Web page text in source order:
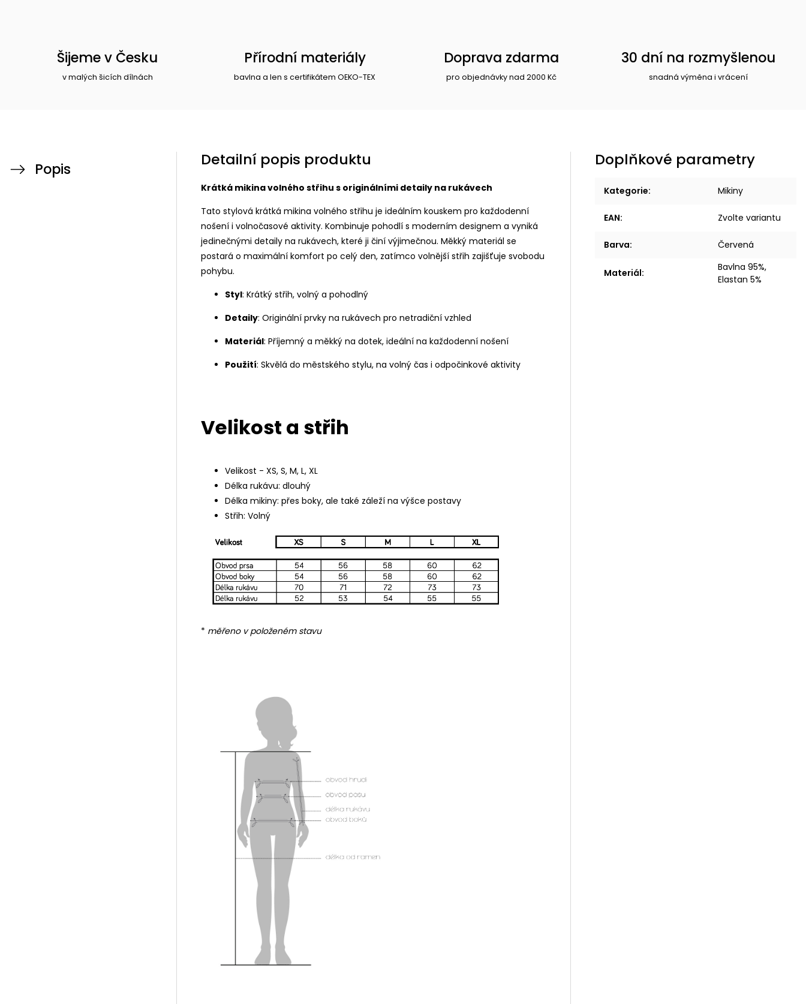
Šijeme v Česku
v malých šicích dílnách
Přírodní materiály
bavlna a len s certifikátem OEKO-TEX
Doprava zdarma
pro objednávky nad 2000 Kč
30 dní na rozmyšlenou
snadná výměna i vrácení
Popis Detailní popis produktu
Krátká mikina volného střihu s originálními detaily na rukávech
Tato stylová krátká mikina volného střihu je ideálním kouskem pro každodenní
nošení i volnočasové aktivity. Kombinuje pohodlí s moderním designem a vyniká
jedinečnými detaily na rukávech, které ji činí výjimečnou. Měkký materiál se
postará o maximální komfort po celý den, zatímco volnější střih zajišťuje svobodu
pohybu.
Styl: Krátký střih, volný a pohodlný
Detaily: Originální prvky na rukávech pro netradiční vzhled
Materiál: Příjemný a měkký na dotek, ideální na každodenní nošení
Použití: Skvělá do městského stylu, na volný čas i odpočinkové aktivity
Velikost a střih
Velikost - XS, S, M, L, XL
Délka rukávu: dlouhý
Délka mikiny: přes boky, ale také záleží na výšce postavy
Střih: Volný
* měřeno v položeném stavu
Doplňkové parametry
Kategorie: Mikiny
EAN: Zvolte variantu
Barva: Červená
Materiál:
Bavlna 95%,
Elastan 5%